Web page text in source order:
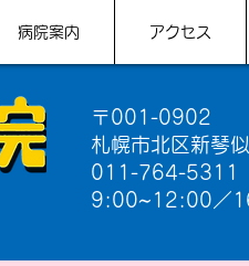
病院案内 アクセス
〒001-0902
札幌市北区新琴
011-764-5311
9:00~12:00／